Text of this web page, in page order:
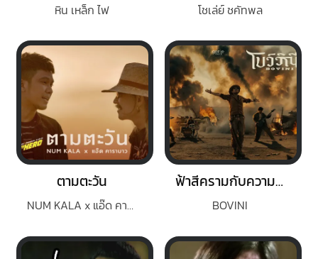
หิน เหล็ก ไฟ โชเล่ย์ ชคัทพล
ตามตะวัน
NUM KALA x แอ๊ด คาราบาว
ฟ้าสีครามกับความเป็นจริง
BOVINI